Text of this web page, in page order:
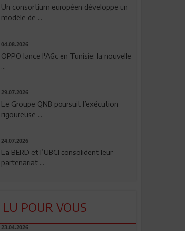
Un consortium européen développe un
modèle de ...
04.08.2026
OPPO lance l'A6c en Tunisie: la nouvelle
29.07.2026
Le Groupe QNB poursuit l’exécution
rigoureuse ...
24.07.2026
La BERD et l’UBCI consolident leur
partenariat ...
LU POUR VOUS
23.04.2026